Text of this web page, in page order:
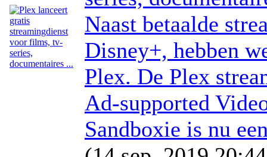
Naast betaalde
Disney+, hebben
Plex. De Plex
Ad-supported
Sandboxie is nu